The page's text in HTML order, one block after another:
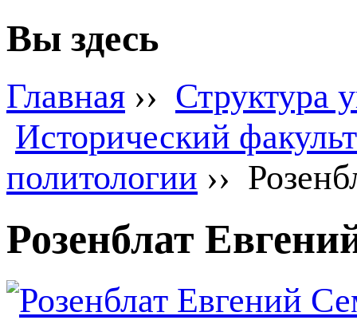
Вы здесь
Главная ›› Структура
Исторический
политологии ››
Розенблат